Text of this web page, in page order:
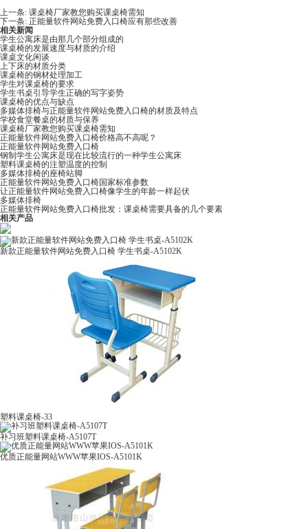
上一条: 课桌椅厂家教您购买课桌椅需知
下一条: ​正能量软件网站免费入口椅应有那些改善
相关新闻
学生公寓床是由那几个部分组成的
课桌椅的发展速度与材质的介绍
课桌文化闲谈
上下床的材质分类
课桌椅的钢材处理加工
学生对课桌椅的要求
学生书桌引导学生正确的写字姿势
课桌椅的优点与缺点
多媒体排椅与正能量软件网站免费入口椅的材质及特点
学校食堂餐桌的材质与保养
课桌椅厂家教您购买课桌椅需知
正能量软件网站免费入口椅价格高不高呢？
正能量软件网站免费入口椅
钢制学生公寓床是现在比较流行的一种学生公寓床
塑料课桌椅的注塑温度的控制
多媒体排椅的座椅站脚
正能量软件网站免费入口椅国家标准参数
让正能量软件网站免费入口椅像学生的年龄一样起伏
多媒体排椅
正能量软件网站免费入口椅批发：课桌椅需要具备的几个要素
相关产品
新款正能量软件网站免费入口椅 学生书桌-A5102K
塑料课桌椅-33
补习班塑料课桌椅-A5107T
优质正能量网站WWW苹果IOS-A5101K